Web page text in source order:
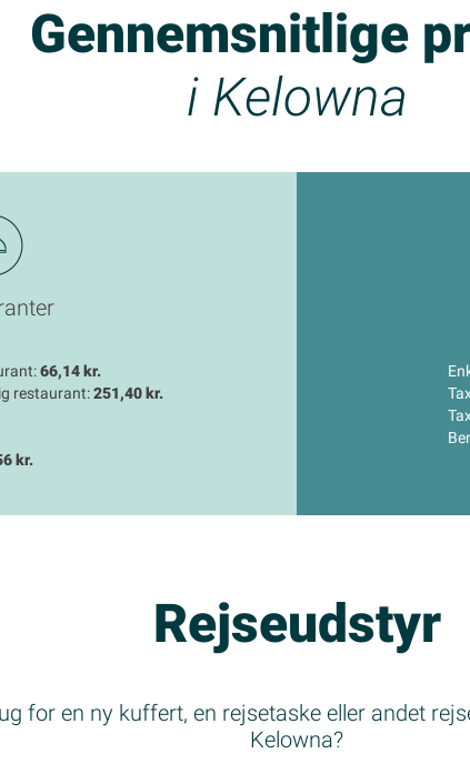
Gennemsnitlige
i Kelowna
66,14 kr.
restaurant:251,40 kr.
kr.
Rejseudstyr
for en ny kuffert, en rejsetaske eller andet
Kelowna?